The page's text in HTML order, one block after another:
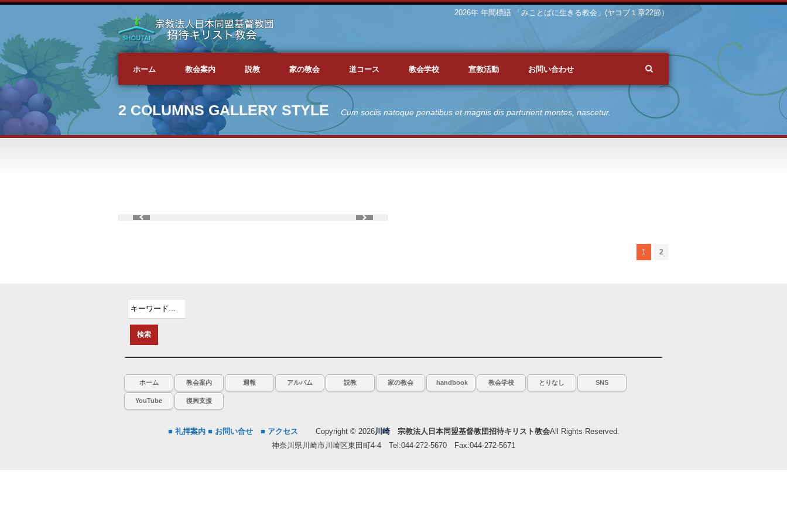
2026年 年間標語 「みことばに生きる教会」(ヤコブ１章22節）
ホーム 教会案内 説教 家の教会 道コース 教会学校 宣教活動 お問い合わせ
2 COLUMNS GALLERY STYLE Cum sociis natoque penatibus et magnis dis parturient montes, nascetur.
1 2
ホーム 教会案内 週報 アルバム 説教 家の教会 handbook 教会学校 とりなし SNS
YouTube 復興支援
■ 礼拝案内 ■ お問い合せ ■ アクセス Copyright © 2026川崎 宗教法人日本同盟基督教団招待キリスト教会All Rights Reserved.
神奈川県川崎市川崎区東田町4-4 Tel:044-272-5670 Fax:044-272-5671